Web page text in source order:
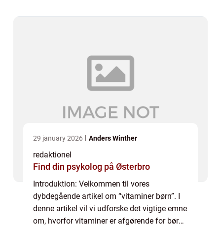
29 january 2026 Anders Winther
redaktionel
Find din psykolog på Østerbro
Introduktion: Velkommen til vores
dybdegående artikel om “vitaminer børn”. I
denne artikel vil vi udforske det vigtige emne
om, hvorfor vitaminer er afgørende for børns